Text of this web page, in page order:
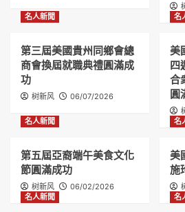
名人新聞
第三屆美國貴州同鄉會總
商會換屆就職典禮圓滿成
功
树新风 06/07/2026
名
美
四
合
圓
名人新聞
第五屆亞裔端午美食文化
節圓滿成功
树新风 06/02/2026
名
美
施
名人新聞
名